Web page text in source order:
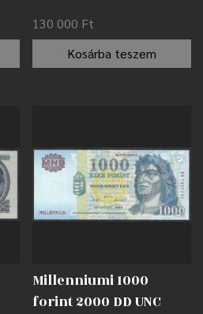
130 000 Ft
Kosárba teszem
Millenniumi 1000
forint 2000 DD UNC